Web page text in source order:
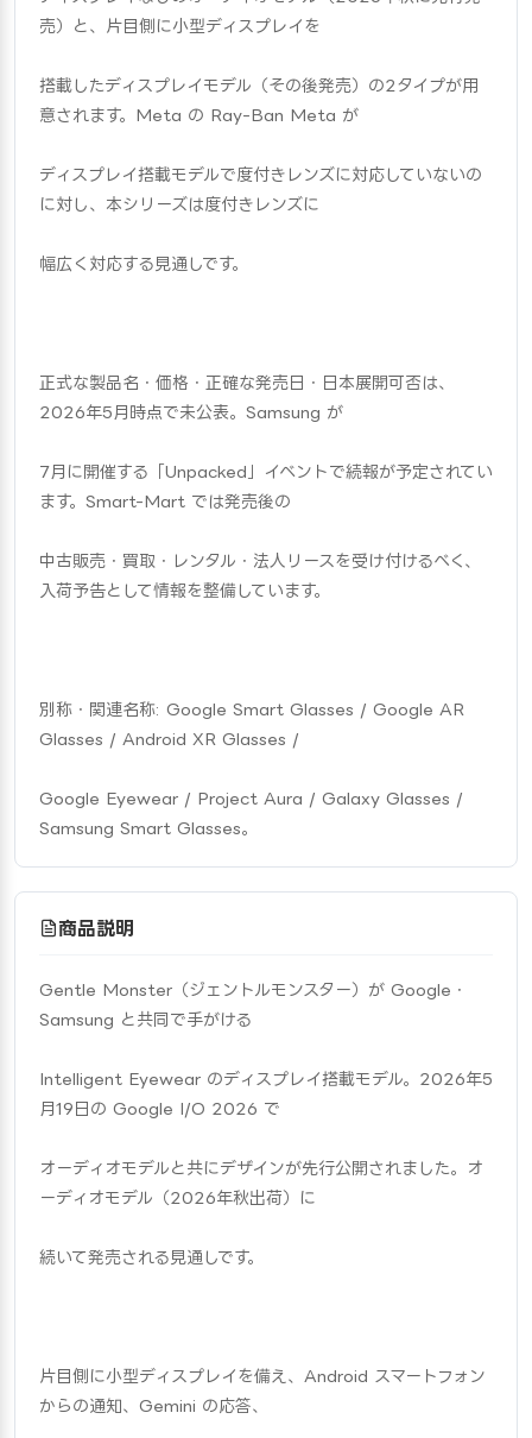
売）と、片目側に小型ディスプレイを
搭載したディスプレイモデル（その後発売）の2タイプが用
意されます。Meta の Ray-Ban Meta が
ディスプレイ搭載モデルで度付きレンズに対応していないの
に対し、本シリーズは度付きレンズに
幅広く対応する見通しです。
正式な製品名・価格・正確な発売日・日本展開可否は、
2026年5月時点で未公表。Samsung が
7月に開催する「Unpacked」イベントで続報が予定されてい
ます。Smart-Mart では発売後の
中古販売・買取・レンタル・法人リースを受け付けるべく、
入荷予告として情報を整備しています。
別称・関連名称: Google Smart Glasses / Google AR
Glasses / Android XR Glasses /
Google Eyewear / Project Aura / Galaxy Glasses /
Samsung Smart Glasses。
商品説明
Gentle Monster（ジェントルモンスター）が Google・
Samsung と共同で手がける
Intelligent Eyewear のディスプレイ搭載モデル。2026年5
月19日の Google I/O 2026 で
オーディオモデルと共にデザインが先行公開されました。オ
ーディオモデル（2026年秋出荷）に
続いて発売される見通しです。
片目側に小型ディスプレイを備え、Android スマートフォン
からの通知、Gemini の応答、